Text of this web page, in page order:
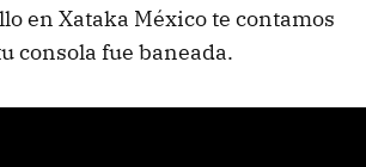
en Xataka México te contamos
consola fue baneada.